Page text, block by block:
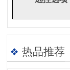
热品推荐